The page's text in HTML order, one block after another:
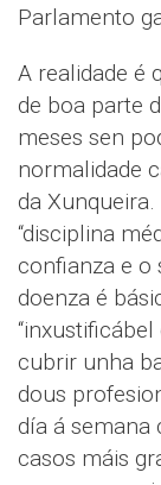
Parlamento
A realidade é
de boa parte
meses sen
normalidade
da
“disciplina
confianza e o
doenza é
cubrir unha
dous
día á semana
casos máis